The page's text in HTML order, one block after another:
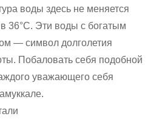
воды здесь не меняется
36°C. Эти воды с богатым
— символ долголетия
Побаловать себя подобной
уважающего себя